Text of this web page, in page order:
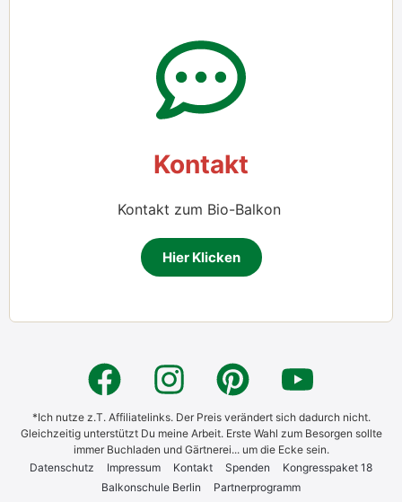
Kon­takt
Kon­takt zum Bio-Bal­kon
Hier Kli­cken
*Ich nutze z.T. Affiliatelinks. Der Preis verändert sich dadurch nicht.
Gleichzeitig unterstützt Du meine Arbeit. Erste Wahl zum Besorgen sollte
immer Buchladen und Gärtnerei... um die Ecke sein.
Daten­schutz
Impres­sum Kon­takt Spen­den
Kon­gress­pa­ket 18
Bal­kon­schu­le Ber­lin
Part­ner­pro­gramm